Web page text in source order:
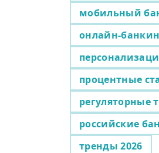
мобильный
онлайн-
процентные
регуляторные
российские
тренды 2026